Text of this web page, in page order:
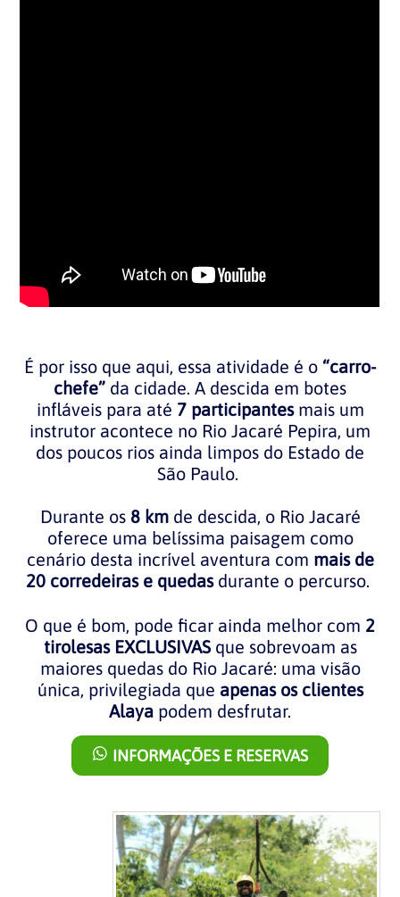
É por isso que aqui, essa atividade é o “carro-
chefe” da cidade. A descida em botes
infláveis para até 7 participantesmais um
instrutor acontece no Rio Jacaré Pepira, um
dos poucos rios ainda limpos do Estado de
São Paulo.
Durante os 8 kmde descida, o Rio Jacaré
oferece uma belíssima paisagem como
cenário desta incrível aventura com mais de
20 corredeiras e quedasdurante o percurso.
O que é bom, pode ficar ainda melhor com 2
tirolesas EXCLUSIVASque sobrevoam as
maiores quedas do Rio Jacaré: uma visão
única, privilegiada que apenas os clientes
Alaya podem desfrutar.
INFORMAÇÕES E RESERVAS